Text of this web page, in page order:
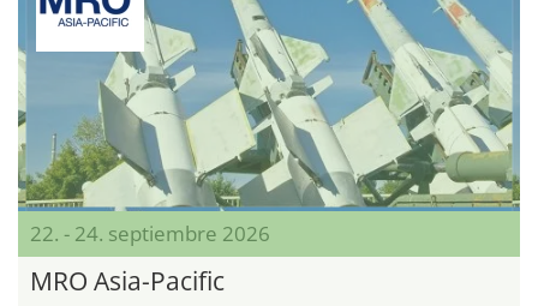
22. - 24. septiembre 2026
MRO Asia-Pacific